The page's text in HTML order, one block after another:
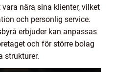
nära sina klienter, vilket
och personlig service.
erbjuder kan anpassas
och för större bolag
strukturer.